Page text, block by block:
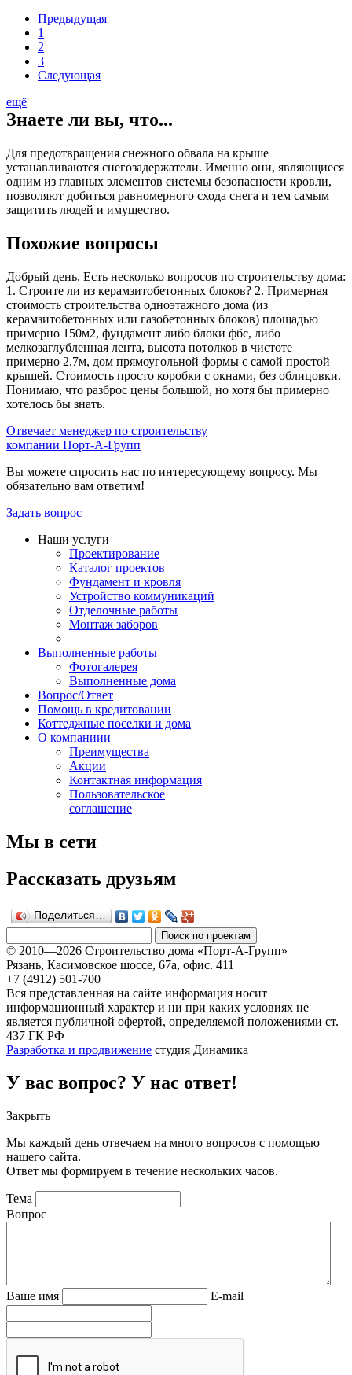
Предыдущая
1
2
3
Следующая
ещё
Знаете ли вы, что...
Для предотвращения снежного обвала на крыше
устанавливаются снегозадержатели. Именно они, являющиеся
одним из главных элементов системы безопасности кровли,
позволяют добиться равномерного схода снега и тем самым
защитить людей и имущество.
Похожие вопросы
Добрый день. Есть несколько вопросов по строительству дома:
1. Строите ли из керамзитобетонных блоков? 2. Примерная
стоимость строительства одноэтажного дома (из
керамзитобетонных или газобетонных блоков) площадью
примерно 150м2, фундамент либо блоки фбс, либо
мелкозаглубленная лента, высота потолков в чистоте
примерно 2,7м, дом прямоугольной формы с самой простой
крышей. Стоимость просто коробки с окнами, без облицовки.
Понимаю, что разброс цены большой, но хотя бы примерно
хотелось бы знать.
Отвечает менеджер по строительству
компании Порт-А-Групп
Вы можете спросить нас по интересующему вопросу. Мы
обязательно вам ответим!
Задать вопрос
Наши услуги
Проектирование
Каталог проектов
Фундамент и кровля
Устройство коммуникаций
Отделочные работы
Монтаж заборов
Выполненные работы
Фотогалерея
Выполненные дома
Вопрос/Ответ
Помощь в кредитовании
Коттеджные поселки и дома
О компаниии
Преимущества
Акции
Контактная информация
Пользовательское
соглашение
Мы в сети
Рассказать друзьям
Поделиться…
© 2010—2026 Строительство дома «Порт-А-Групп»
Рязань, Касимовское шоссе, 67а, офиc. 411
+7 (4912) 501-700
Вся представленная на сайте информация носит
информационный характер и ни при каких условиях не
является публичной офертой, определяемой положениями ст.
437 ГК РФ
Разработка и продвижение студия Динамика
У вас вопрос? У нас ответ!
Закрыть
Мы каждый день отвечаем на много вопросов с помощью
нашего сайта.
Ответ мы формируем в течение нескольких часов.
Тема
Вопрос
Ваше имя E-mail